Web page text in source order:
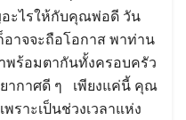
ะไรให้กับคุณพ่อดี วัน
อาจจะถือโอกาส พาท่าน
ร้อมตากันทั้งครอบครัว
ยากาศดี ๆ เพียงแค่นี้ คุณ
ราะเป็นช่วงเวลาแห่ง